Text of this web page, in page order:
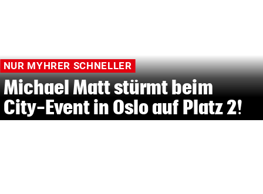
NUR MYHRER SCHNELLER
Michael Matt stürmt beim
City-Event in Oslo auf Platz 2!